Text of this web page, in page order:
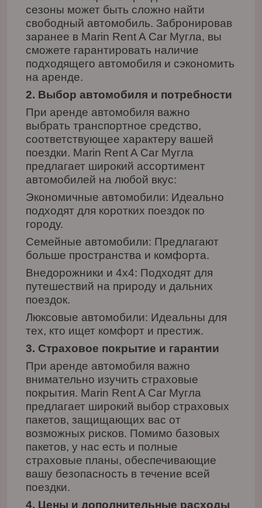
сезоны может быть сложно найти
свободный автомобиль. Забронировав
заранее в Marin Rent A Car Мугла, вы
сможете гарантировать наличие
подходящего автомобиля и сэкономить
на аренде.
2. Выбор автомобиля и потребности
При аренде автомобиля важно
выбрать транспортное средство,
соответствующее характеру вашей
поездки. Marin Rent A Car Мугла
предлагает широкий ассортимент
автомобилей на любой вкус:
Экономичные автомобили: Идеально
подходят для коротких поездок по
городу.
Семейные автомобили: Предлагают
больше пространства и комфорта.
Внедорожники и 4x4: Подходят для
путешествий на природу и дальних
поездок.
Люксовые автомобили: Идеальны для
тех, кто ищет комфорт и престиж.
3. Страховое покрытие и гарантии
При аренде автомобиля важно
внимательно изучить страховые
покрытия. Marin Rent A Car Мугла
предлагает широкий выбор страховых
пакетов, защищающих вас от
возможных рисков. Помимо базовых
пакетов, у нас есть и полные
страховые планы, обеспечивающие
вашу безопасность в течение всей
поездки.
4. Цены и дополнительные расходы